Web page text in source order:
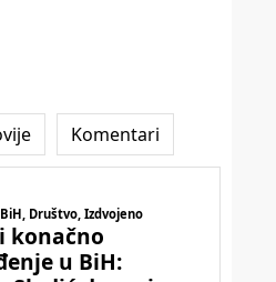
Komentari